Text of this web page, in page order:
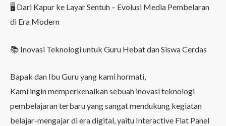
🖥️ Dari Kapur ke Layar Sentuh – Evolusi Media Pembelaran
di Era Modern
📚 Inovasi Teknologi untuk Guru Hebat dan Siswa Cerdas
Bapak dan Ibu Guru yang kami hormati,
Kami ingin memperkenalkan sebuah inovasi teknologi
pembelajaran terbaru yang sangat mendukung kegiatan
belajar-mengajar di era digital, yaitu Interactive Flat Panel